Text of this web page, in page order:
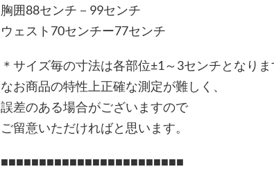
胸囲88センチ－99センチ
ウェスト70センチー77センチ
＊サイズ毎の寸法は各部位±1～3センチとなり
なお商品の特性上正確な測定が難しく、
誤差のある場合がございますので
ご留意いただければと思います。
■■■■■■■■■■■■■■■■■■■■■■■■